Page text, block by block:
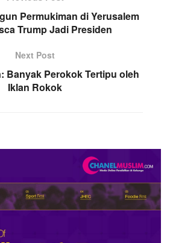
Permukiman di Yerusalem
Trump Jadi Presiden
Next Post
Banyak Perokok Tertipu oleh
Iklan Rokok